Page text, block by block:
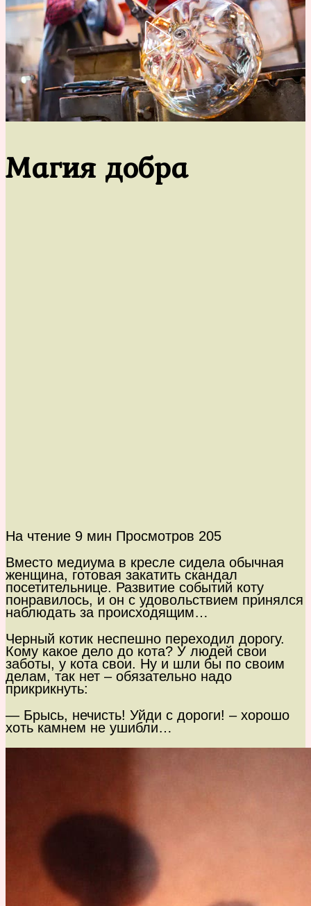
Магия добра
На чтение 9 мин Просмотров 205
Вместо медиума в кресле сидела обычная
женщина, готовая закатить скандал
посетительнице. Развитие событий коту
понравилось, и он с удовольствием принялся
наблюдать за происходящим…
Черный котик неспешно переходил дорогу.
Кому какое дело до кота? У людей свои
заботы, у кота свои. Ну и шли бы по своим
делам, так нет – обязательно надо
прикрикнуть:
— Брысь, нечисть! Уйди с дороги! – хорошо
хоть камнем не ушибли…